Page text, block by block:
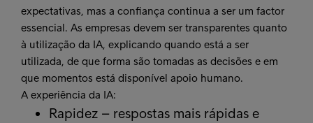
expectativas, mas a confiança continua a ser um factor
essencial. As empresas devem ser transparentes quanto
à utilização da IA, explicando quando está a ser
utilizada, de que forma são tomadas as decisões e em
que momentos está disponível apoio humano.
A experiência da IA:
Rapidez – respostas mais rápidas e